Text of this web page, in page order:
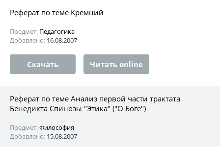
Реферат по теме Кремний
Предмет: Педагогика
Добавлено: 16.08.2007
Скачать Читать online
Реферат по теме Анализ первой части трактата
Бенедикта Спинозы "Этика" ("О Боге")
Предмет:Философия
Добавлено: 15.08.2007